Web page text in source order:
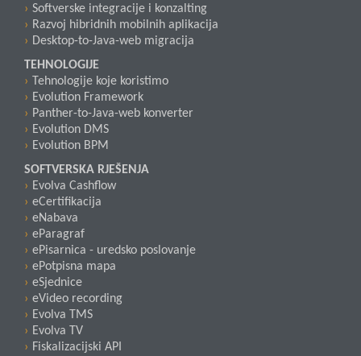
Softverske integracije i konzalting
Razvoj hibridnih mobilnih aplikacija
Desktop-to-Java-web migracija
TEHNOLOGIJE
Tehnologije koje koristimo
Evolution Framework
Panther-to-Java-web konverter
Evolution DMS
Evolution BPM
SOFTVERSKA RJEŠENJA
Evolva Cashflow
eCertifikacija
eNabava
eParagraf
ePisarnica - uredsko poslovanje
ePotpisna mapa
eSjednice
eVideo recording
Evolva TMS
Evolva TV
Fiskalizacijski API